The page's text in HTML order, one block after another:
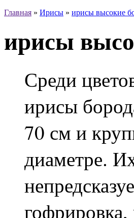
Главная » Ирисы » ирисы высокие
ирисы
Среди
ирисы
70 см и
диаметре.